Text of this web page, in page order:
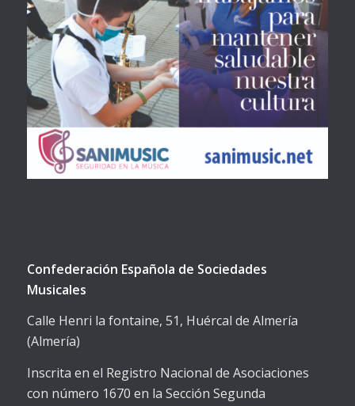
Confederación Española de Sociedades
Musicales
Calle Henri la fontaine, 51, Huércal de Almería
(Almería)
Inscrita en el Registro Nacional de Asociaciones
con número 1670 en la Sección Segunda